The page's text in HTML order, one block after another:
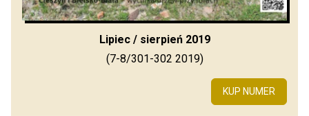
Lipiec / sierpień 2019
(7-8/301-302 2019)
KUP NUMER